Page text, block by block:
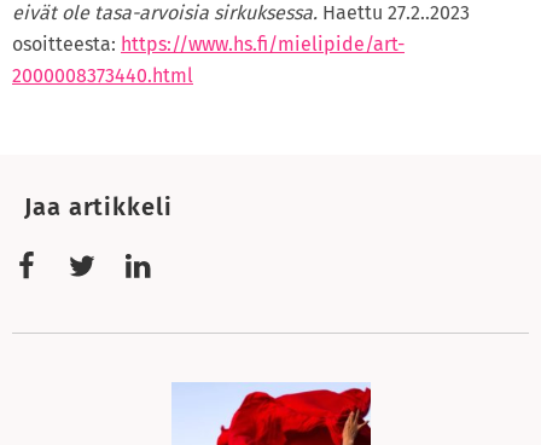
eivät ole tasa-arvoisia sirkuksessa. Haettu 27.2..2023
osoitteesta: https://www.hs.fi/mielipide/art-
2000008373440.html
Jaa artikkeli